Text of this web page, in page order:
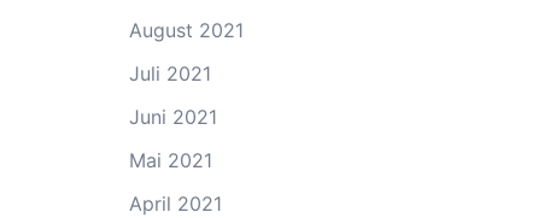
August 2021
Juli 2021
Juni 2021
Mai 2021
April 2021